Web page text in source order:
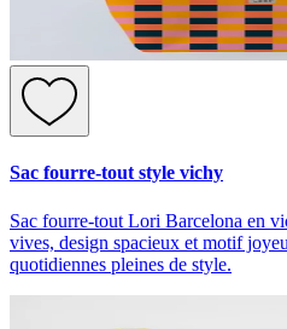
Sac fourre-tout style vichy
Sac fourre-tout Lori Barcelona en
vives, design spacieux et motif
quotidiennes pleines de style.